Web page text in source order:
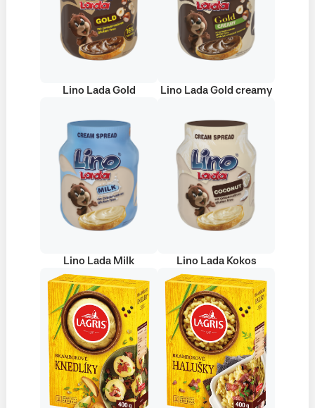
Lino Lada Gold Lino Lada Gold creamy
Lino Lada Milk Lino Lada Kokos